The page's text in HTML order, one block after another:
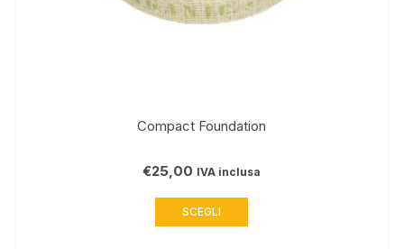
Compact Foundation
€25,00 IVA inclusa
SCEGLI
Questo